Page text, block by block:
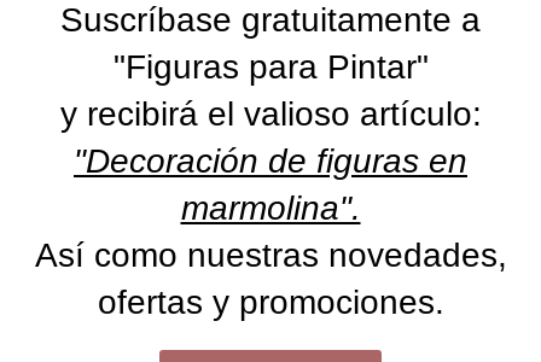
Suscríbase gratuitamente a
"Figuras para Pintar"
y recibirá el valioso artículo:
"Decoración de figuras en
marmolina".
Así como nuestras novedades,
ofertas y promociones.